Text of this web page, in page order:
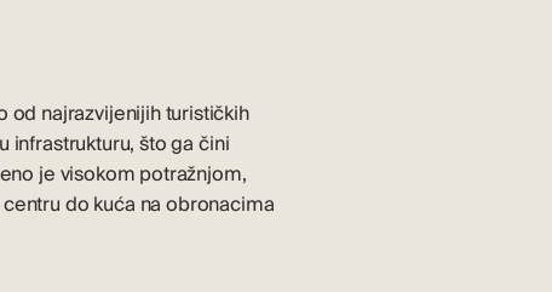
od najrazvijenijih turističkih
infrastrukturu, što ga čini
je visokom potražnjom,
dokuća na obronacima